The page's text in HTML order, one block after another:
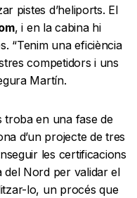
pistes d’heliports. El
, i en la cabina hi
“Tenim una eficiència
competidors i uns
Martín.
troba en una fase de
d’un projecte de tres
les certificacions
del Nord per validar el
lo, un procés que